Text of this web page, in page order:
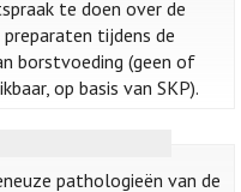
te doen over de
tijdens de
borstvoeding (geen of
op basis van SKP).
pathologieën van de